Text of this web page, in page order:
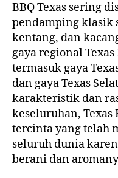
BBQ Texas sering
pendamping klasik
kentang, dan
gaya regional
termasuk gaya
dan gaya Texas
karakteristik dan
keseluruhan,
tercinta yang telah
seluruh dunia
berani dan